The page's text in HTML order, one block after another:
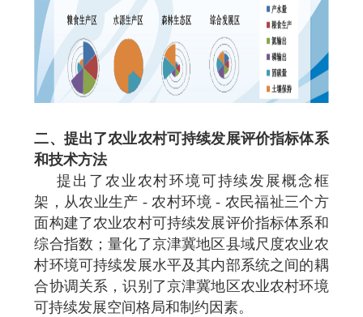
二、提出了农业农村可持续发展评价指标体系
和技术方法
提出了农业农村环境可持续发展概念框
架，从农业生产 - 农村环境 - 农民福祉三个方
面构建了农业农村可持续发展评价指标体系和
综合指数；量化了京津冀地区县域尺度农业农
村环境可持续发展水平及其内部系统之间的耦
合协调关系，识别了京津冀地区农业农村环境
可持续发展空间格局和制约因素。